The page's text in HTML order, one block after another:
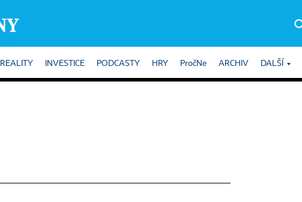
REALITY INVESTICE PODCASTY HRY PročNe ARCHIV DALŠÍ